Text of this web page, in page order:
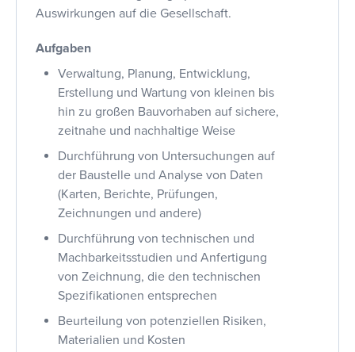
Auswirkungen auf die Gesellschaft.
Aufgaben
Verwaltung, Planung, Entwicklung,
Erstellung und Wartung von kleinen bis
hin zu großen Bauvorhaben auf sichere,
zeitnahe und nachhaltige Weise
Durchführung von Untersuchungen auf
der Baustelle und Analyse von Daten
(Karten, Berichte, Prüfungen,
Zeichnungen und andere)
Durchführung von technischen und
Machbarkeitsstudien und Anfertigung
von Zeichnung, die den technischen
Spezifikationen entsprechen
Beurteilung von potenziellen Risiken,
Materialien und Kosten